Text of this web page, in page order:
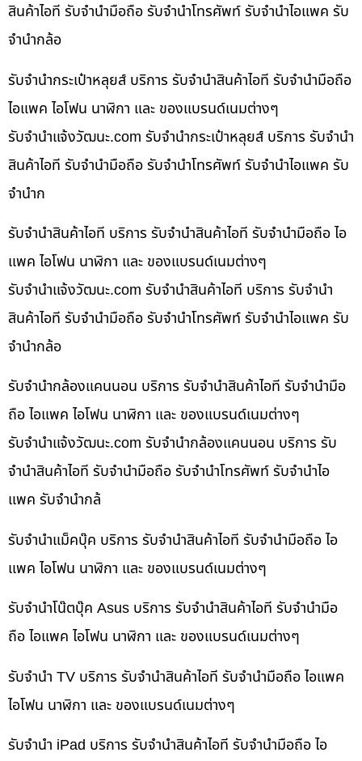
สินค้าไอที รับจำนำมือถือ รับจำนำโทรศัพท์ รับจำนำไอแพค รับ
จำนำกล้อ
รับจำนำกระเป๋าหลุยส์ บริการ รับจำนำสินค้าไอที รับจำนำมือถือ
ไอแพค ไอโฟน นาฬิกา และ ของแบรนด์เนมต่างๆ
รับจํานําแจ้งวัฒนะ.com รับจำนำกระเป๋าหลุยส์ บริการ รับจำนำ
สินค้าไอที รับจำนำมือถือ รับจำนำโทรศัพท์ รับจำนำไอแพค รับ
จำนำก
รับจำนำสินค้าไอที บริการ รับจำนำสินค้าไอที รับจำนำมือถือ ไอ
แพค ไอโฟน นาฬิกา และ ของแบรนด์เนมต่างๆ
รับจํานําแจ้งวัฒนะ.com รับจำนำสินค้าไอที บริการ รับจำนำ
สินค้าไอที รับจำนำมือถือ รับจำนำโทรศัพท์ รับจำนำไอแพค รับ
จำนำกล้อ
รับจำนำกล้องแคนนอน บริการ รับจำนำสินค้าไอที รับจำนำมือ
ถือ ไอแพค ไอโฟน นาฬิกา และ ของแบรนด์เนมต่างๆ
รับจํานําแจ้งวัฒนะ.com รับจำนำกล้องแคนนอน บริการ รับ
จำนำสินค้าไอที รับจำนำมือถือ รับจำนำโทรศัพท์ รับจำนำไอ
แพค รับจำนำกล้
รับจำนำแม็คบุ๊ค บริการ รับจำนำสินค้าไอที รับจำนำมือถือ ไอ
แพค ไอโฟน นาฬิกา และ ของแบรนด์เนมต่างๆ
รับจำนำโน๊ตบุ๊ค Asus บริการ รับจำนำสินค้าไอที รับจำนำมือ
ถือ ไอแพค ไอโฟน นาฬิกา และ ของแบรนด์เนมต่างๆ
รับจำนำ TV บริการ รับจำนำสินค้าไอที รับจำนำมือถือ ไอแพค
ไอโฟน นาฬิกา และ ของแบรนด์เนมต่างๆ
รับจำนำ iPad บริการ รับจำนำสินค้าไอที รับจำนำมือถือ ไอ